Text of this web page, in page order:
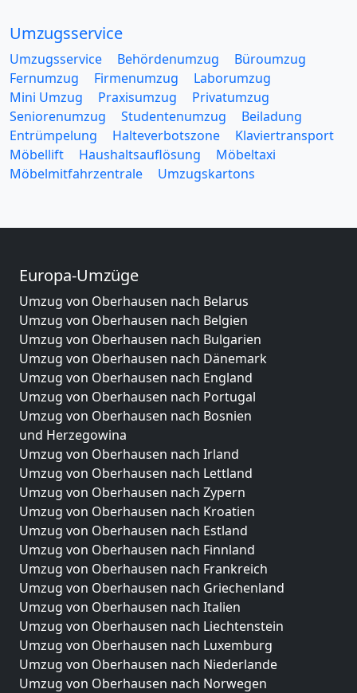
Umzugsservice
Umzugsservice Behördenumzug
Büroumzug
Fernumzug
Firmenumzug
Laborumzug
Mini Umzug
Praxisumzug
Privatumzug
Seniorenumzug
Studentenumzug
Beiladung
Entrümpelung
Halteverbotszone
Klaviertransport
Möbellift
Haushaltsauflösung
Möbeltaxi
Möbelmitfahrzentrale
Umzugskartons
Europa-Umzüge
Umzug von Oberhausen nach Belarus
Umzug von Oberhausen nach Belgien
Umzug von Oberhausen nach Bulgarien
Umzug von Oberhausen nach Dänemark
Umzug von Oberhausen nach England
Umzug von Oberhausen nach Portugal
Umzug von Oberhausen nach Bosnien
und Herzegowina
Umzug von Oberhausen nach Irland
Umzug von Oberhausen nach Lettland
Umzug von Oberhausen nach Zypern
Umzug von Oberhausen nach Kroatien
Umzug von Oberhausen nach Estland
Umzug von Oberhausen nach Finnland
Umzug von Oberhausen nach Frankreich
Umzug von Oberhausen nach Griechenland
Umzug von Oberhausen nach Italien
Umzug von Oberhausen nach Liechtenstein
Umzug von Oberhausen nach Luxemburg
Umzug von Oberhausen nach Niederlande
Umzug von Oberhausen nach Norwegen